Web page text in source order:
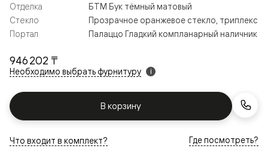
946 202 ₸
Необходимо выбрать фурнитуру i
В корзину
Отделка
БТМ Бук тёмный матовый
Стекло
Прозрачное оранжевое стекло, триплекс
Портал
Палаццо Гладкий компланарный наличник
Что входит в комплект? Где посмотреть?